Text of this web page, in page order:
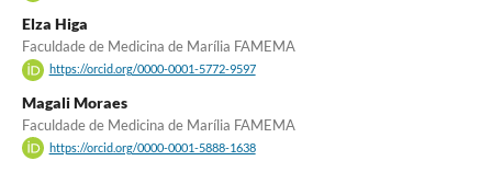
Elza Higa
Faculdade de Medicina de Marília FAMEMA
https://orcid.org/0000-0001-5772-9597
Magali Moraes
Faculdade de Medicina de Marília FAMEMA
https://orcid.org/0000-0001-5888-1638